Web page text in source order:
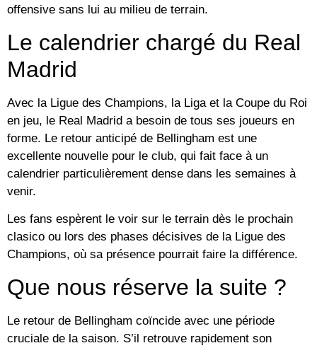
offensive sans lui au milieu de terrain.
Le calendrier chargé du Real
Madrid
Avec la Ligue des Champions, la Liga et la Coupe du Roi
en jeu, le Real Madrid a besoin de tous ses joueurs en
forme. Le retour anticipé de Bellingham est une
excellente nouvelle pour le club, qui fait face à un
calendrier particulièrement dense dans les semaines à
venir.
Les fans espèrent le voir sur le terrain dès le prochain
clasico ou lors des phases décisives de la Ligue des
Champions, où sa présence pourrait faire la différence.
Que nous réserve la suite ?
Le retour de Bellingham coïncide avec une période
cruciale de la saison. S’il retrouve rapidement son